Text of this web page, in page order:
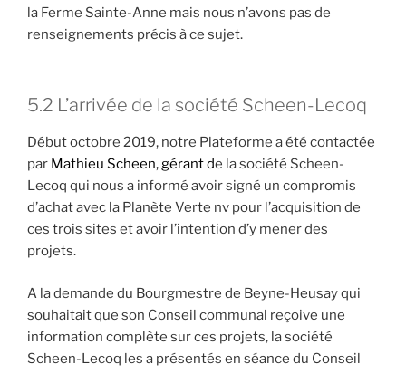
la Ferme Sainte-Anne mais nous n’avons pas de
renseignements précis à ce sujet.
5.2 L’arrivée de la société Scheen-Lecoq
Début octobre 2019, notre Plateforme a été contactée
par Mathieu Scheen, gérant de la société Scheen-
Lecoq qui nous a informé avoir signé un compromis
d’achat avec la Planète Verte nv pour l’acquisition de
ces trois sites et avoir l’intention d’y mener des
projets.
A la demande du Bourgmestre de Beyne-Heusay qui
souhaitait que son Conseil communal reçoive une
information complète sur ces projets, la société
Scheen-Lecoq les a présentés en séance du Conseil